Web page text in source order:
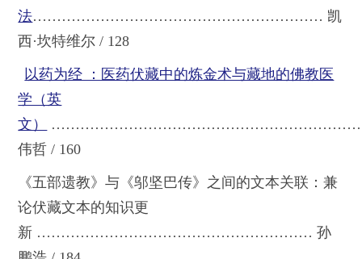
法……… …… …… …… …… …… …… …… … …… 凯
西·坎特维尔 / 128
以药为经 ：医药伏藏中的炼金术与藏地的佛教医
学（英
文）
伟哲 / 160
《五部遗教》与《邬坚巴传》之间的文本关联：兼
论伏藏文本的知识更
新 ………………………………………………… 孙